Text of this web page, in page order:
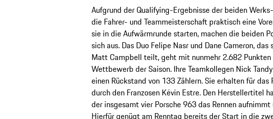
Aufgrund der Qualifying-Ergebnisse der beiden
die Fahrer- und Teammeisterschaft praktisch eine
sie in die Aufwärmrunde starten, machen die beiden
sich aus. Das Duo Felipe Nasr und Dane Cameron,
Matt Campbell teilt, geht mit nunmehr 2.682
Wettbewerb der Saison. Ihre Teamkollegen Nick
einen Rückstand von 133 Zählern. Sie erhalten für
durch den Franzosen Kévin Estre. Den Herstellertitel
der insgesamt vier Porsche 963 das Rennen
Hierfür genügt am Renntag bereits der Start in die